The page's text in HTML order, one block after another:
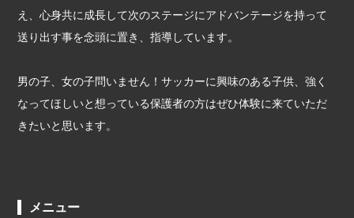
え、心身共に成長して次のステージにアドバンテージを持って
送り出す事を念頭に置き、指導しています。
男の子、女の子問いません！サッカーに興味のある子供、強く
なってほしいと想っている保護者の方はぜひ体験に来ていただ
きたいと思います。
メニュー